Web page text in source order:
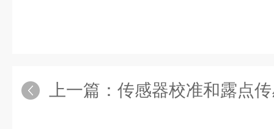
上一篇： 传感器校准和露点